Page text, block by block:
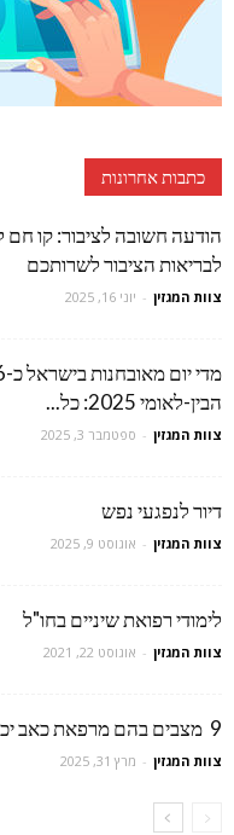
כתבות אחרונות
הודעה חשובה לציבור: קו חם
לבריאות הציבור לשרותכם
צוות המגזין - יוני 16, 2025
הבין-לאומי 2025: כל...
צוות המגזין - ספטמבר 3, 2025
דיור לנפגעי נפש
צוות המגזין - אוגוסט 9, 2025
לימודי רפואת שיניים בחו"ל
צוות המגזין - אוגוסט 22, 2021
9 מצבים בהם מרפאת כאב יכולה לשנות את חייכם
צוות המגזין - מרץ 31, 2025